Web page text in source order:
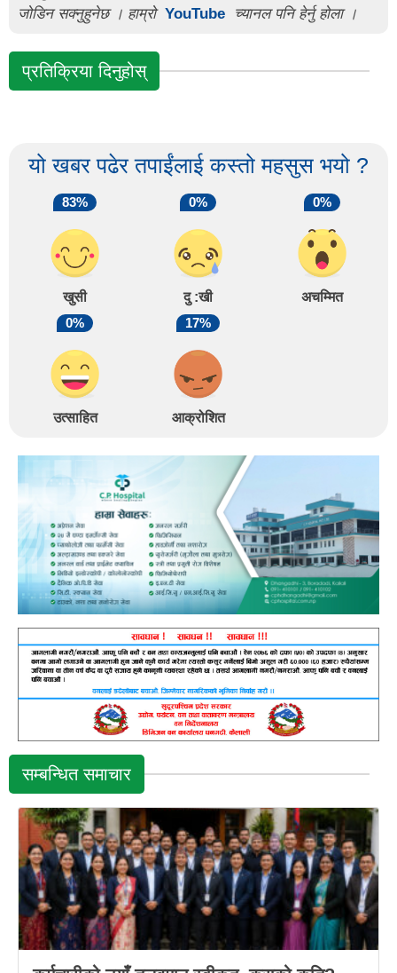
जोडिन सक्नुहुनेछ । हाम्रो YouTube च्यानल पनि हेर्नु होला ।
प्रतिक्रिया दिनुहोस्
यो खबर पढेर तपाईंलाई कस्तो महसुस भयो ?
83%
खुसी
0%
दु :खी
0%
अचम्मित
0%
उत्साहित
17%
आक्रोशित
सम्बन्धित समाचार